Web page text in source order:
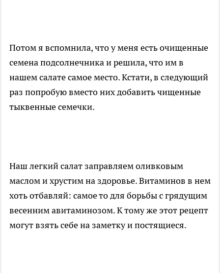
Потом я вспомнила, что у меня есть очищенные
семена подсолнечника и решила, что им в
нашем салате самое место. Кстати, в следующий
раз попробую вместо них добавить чищенные
тыквенные семечки.
Наш легкий салат заправляем оливковым
маслом и хрустим на здоровье. Витаминов в нем
хоть отбавляй: самое то для борьбы с грядущим
весенним авитаминозом. К тому же этот рецепт
могут взять себе на заметку и постящиеся.